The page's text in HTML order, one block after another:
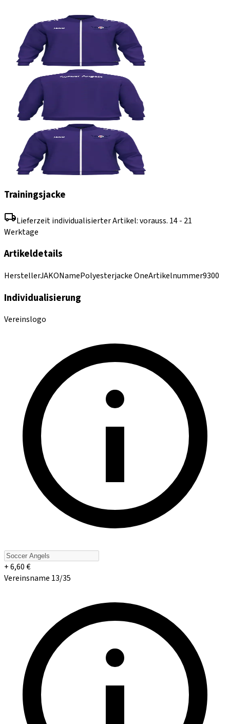
Trainingsjacke
Lieferzeit individualisierter Artikel: vorauss. 14 - 21
Werktage
Artikeldetails
HerstellerJAKONamePolyesterjacke OneArtikelnummer9300
Individualisierung
Vereinslogo
+ 6,60 €
Vereinsname 13/35